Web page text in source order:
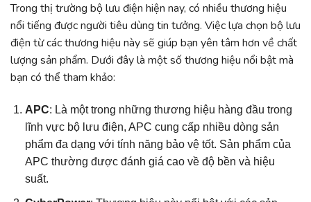
Trong thị trường bộ lưu điện hiện nay, có nhiều thương hiệu
nổi tiếng được người tiêu dùng tin tưởng. Việc lựa chọn bộ lưu
điện từ các thương hiệu này sẽ giúp bạn yên tâm hơn về chất
lượng sản phẩm. Dưới đây là một số thương hiệu nổi bật mà
bạn có thể tham khảo:
APC: Là một trong những thương hiệu hàng đầu trong
lĩnh vực bộ lưu điện, APC cung cấp nhiều dòng sản
phẩm đa dạng với tính năng bảo vệ tốt. Sản phẩm của
APC thường được đánh giá cao về độ bền và hiệu
suất.